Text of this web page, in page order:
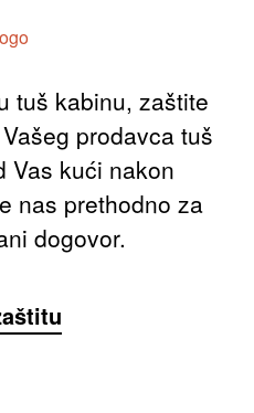
tuš kabinu, zaštite
prodavca tuš
Vas kući nakon
nas prethodno za
dogovor.